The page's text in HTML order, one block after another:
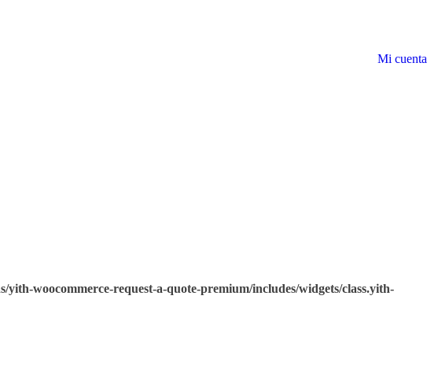
Mi cuenta
woocommerce-request-a-quote-premium/includes/widgets/class.yith-